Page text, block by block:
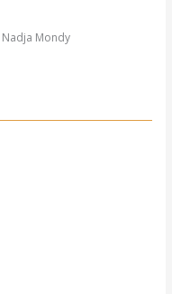
Nadja Mondy